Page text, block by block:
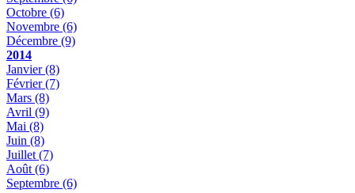
Octobre (6)
Novembre (6)
Décembre (9)
2014
Janvier(8)
Février(7)
Mars (8)
Avril (9)
Mai (8)
Juin (8)
Juillet (7)
Août (6)
Septembre (6)